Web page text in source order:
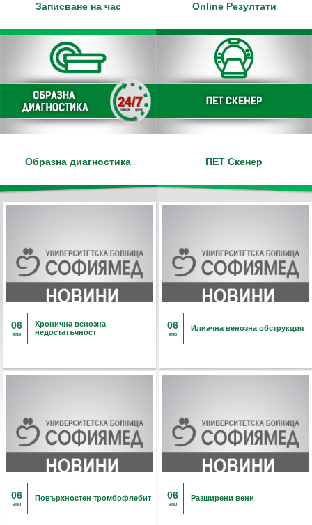
Записване на час Online Резултати
Образна диагностика ПЕТ Скенер
06
апр
Хронична венозна
недостатъчност
06
апр
Илиачна венозна обструкция
06
апр
Повърхностен тромбофлебит 06
апр
Разширени вени